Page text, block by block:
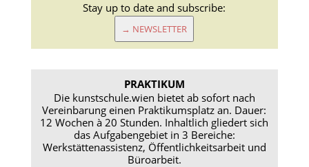
Stay up to date and subscribe:
→ NEWSLETTER
PRAKTIKUM
Die kunstschule.wien bietet ab sofort nach
Vereinbarung einen Praktikumsplatz an. Dauer:
12 Wochen à 20 Stunden. Inhaltlich gliedert sich
das Aufgabengebiet in 3 Bereiche:
Werkstättenassistenz, Öffentlichkeitsarbeit und
Büroarbeit.